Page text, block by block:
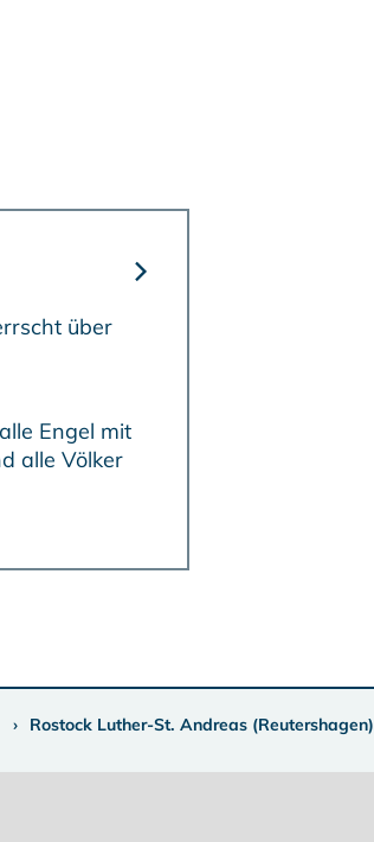
Rostock Luther-St. Andreas (Reutershagen)